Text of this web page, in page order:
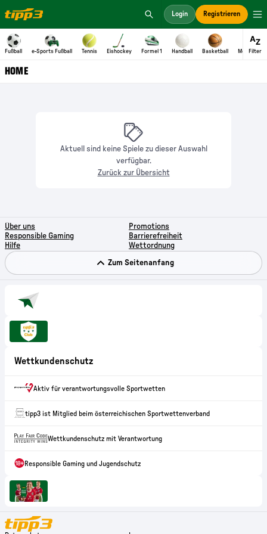
Aktuell sind keine Spiele zu dieser Auswahl
verfügbar.
Zurück zur Übersicht